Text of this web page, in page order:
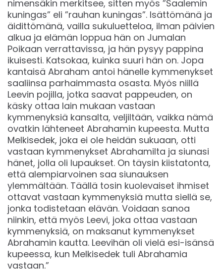
nimensäkin merkitsee, sitten myös ”Saalemin
kuningas” eli ”rauhan kuningas”. Isättömänä ja
äidittömänä, vailla sukuluetteloa, ilman päivien
alkua ja elämän loppua hän on Jumalan
Poikaan verrattavissa, ja hän pysyy pappina
ikuisesti. Katsokaa, kuinka suuri hän on. Jopa
kantaisä Abraham antoi hänelle kymmenykset
saaliinsa parhaimmasta osasta. Myös niillä
Leevin pojilla, jotka saavat pappeuden, on
käsky ottaa lain mukaan vastaan
kymmenyksiä kansalta, veljiltään, vaikka nämä
ovatkin lähteneet Abrahamin kupeesta. Mutta
Melkisedek, joka ei ole heidän sukuaan, otti
vastaan kymmenykset Abrahamilta ja siunasi
hänet, jolla oli lupaukset. On täysin kiistatonta,
että alempiarvoinen saa siunauksen
ylemmältään. Täällä tosin kuolevaiset ihmiset
ottavat vastaan kymmenyksiä mutta siellä se,
jonka todistetaan elävän. Voidaan sanoa
niinkin, että myös Leevi, joka ottaa vastaan
kymmenyksiä, on maksanut kymmenykset
Abrahamin kautta. Leevihän oli vielä esi-isänsä
kupeessa, kun Melkisedek tuli Abrahamia
vastaan.”